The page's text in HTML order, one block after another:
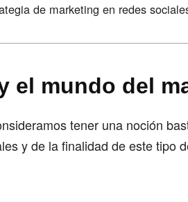
de marketing en redes
el mundo del
tener una noción
y de la finalidad de este tipo